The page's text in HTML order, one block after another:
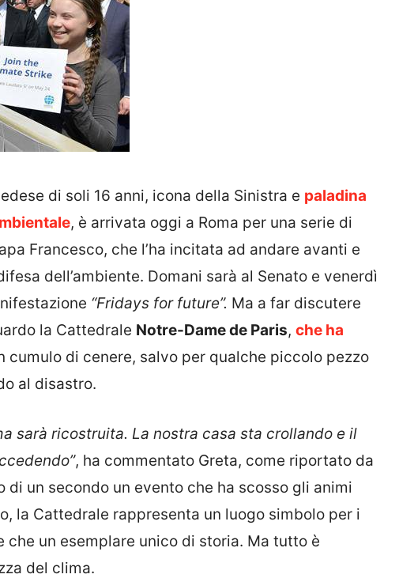
di soli 16 anni, icona della Sinistra e paladina
, è arrivata oggi a Roma per una serie di
Francesco, che l’ha incitata ad andare avanti e
dell’ambiente. Domani sarà al Senato e venerdì
“Fridays for future”. Ma a far discutere
la Cattedrale Notre-Dame de Paris, che ha
cumulo di cenere, salvo per qualche piccolo pezzo
al disastro.
sarà ricostruita. La nostra casa sta crollando e il
, ha commentato Greta, come riportato da
di un secondo un evento che ha scosso gli animi
la Cattedrale rappresenta un luogo simbolo per i
un esemplare unico di storia. Ma tutto è
del clima.